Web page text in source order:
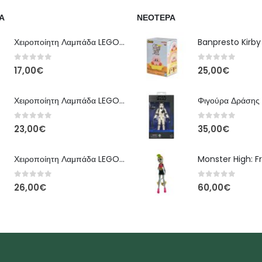
Χειροποίητη Λαμπάδα LEGO – Έκδοση Classic Brick
0out of 5
17,00€
Χειροποίητη Λαμπάδα LEGO – Kai Ninjago
0 out of 5
23,00€
Χειροποίητη Λαμπάδα LEGO – Floral Bloom Edition
0 out of 5
26,00€
ΝΕΌΤΕΡΑ
0 out of 5
25,00€
0 out of 5
35,00€
0 out of 5
60,00€